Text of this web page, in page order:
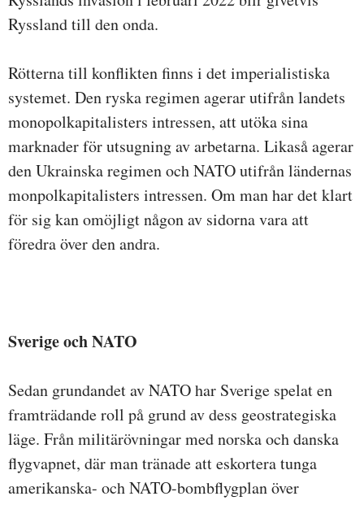
Ryssland till den onda.
Rötterna till konflikten finns i det imperialistiska
systemet. Den ryska regimen agerar utifrån landets
monopolkapitalisters intressen, att utöka sina
marknader för utsugning av arbetarna. Likaså agerar
den Ukrainska regimen och NATO utifrån ländernas
monpolkapitalisters intressen. Om man har det klart
för sig kan omöjligt någon av sidorna vara att
föredra över den andra.
Sverige och NATO
Sedan grundandet av NATO har Sverige spelat en
framträdande roll på grund av dess geostrategiska
läge. Från militärövningar med norska och danska
flygvapnet, där man tränade att eskortera tunga
amerikanska- och NATO-bombflygplan över